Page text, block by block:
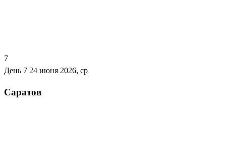
7
День 7 24 июня 2026, ср
Саратов